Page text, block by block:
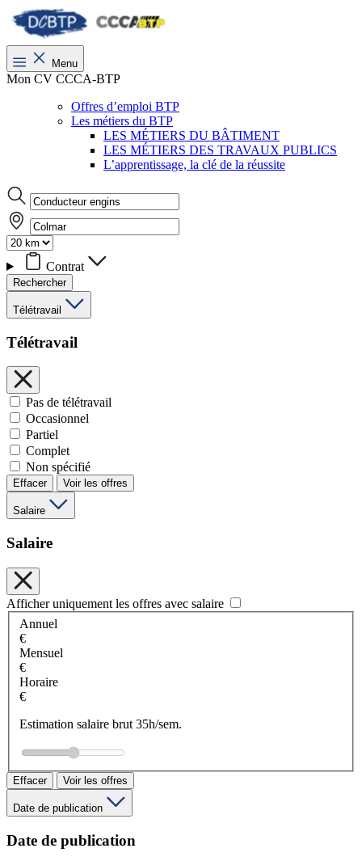
Menu
Mon CV CCCA-BTP
Offres d’emploi BTP
Les métiers du BTP
LES MÉTIERS DU BÂTIMENT
LES MÉTIERS DES TRAVAUX PUBLICS
L’apprentissage, la clé de la réussite
Contrat
Rechercher
Télétravail
Télétravail
Pas de télétravail
Occasionnel
Partiel
Complet
Non spécifié
Effacer Voir les offres
Salaire
Salaire
Afficher uniquement les offres avec salaire
Annuel
€
Mensuel
€
Horaire
€
Estimation salaire brut 35h/sem.
Effacer Voir les offres
Date de publication
Date de publication